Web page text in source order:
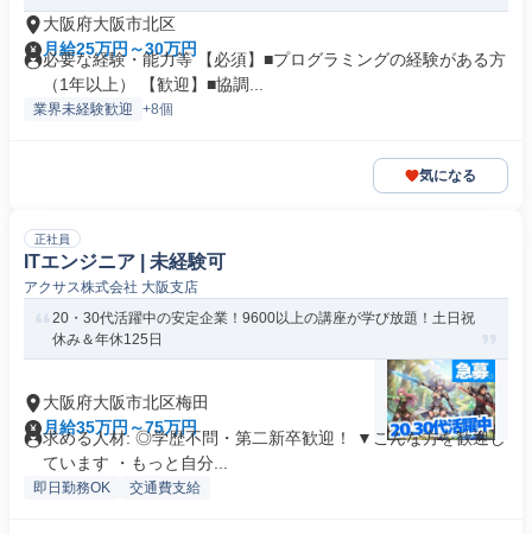
大阪府大阪市北区
月給25万円～30万円
必要な経験・能力等 【必須】■プログラミングの経験がある方
（1年以上） 【歓迎】■協調...
業界未経験歓迎 +8個
気になる
正社員
ITエンジニア | 未経験可
アクサス株式会社 大阪支店
20・30代活躍中の安定企業！9600以上の講座が学び放題！土日祝
休み＆年休125日
大阪府大阪市北区梅田
月給35万円～75万円
求める人材: ◎学歴不問・第二新卒歓迎！ ▼こんな方を歓迎し
ています ・もっと自分...
即日勤務OK 交通費支給